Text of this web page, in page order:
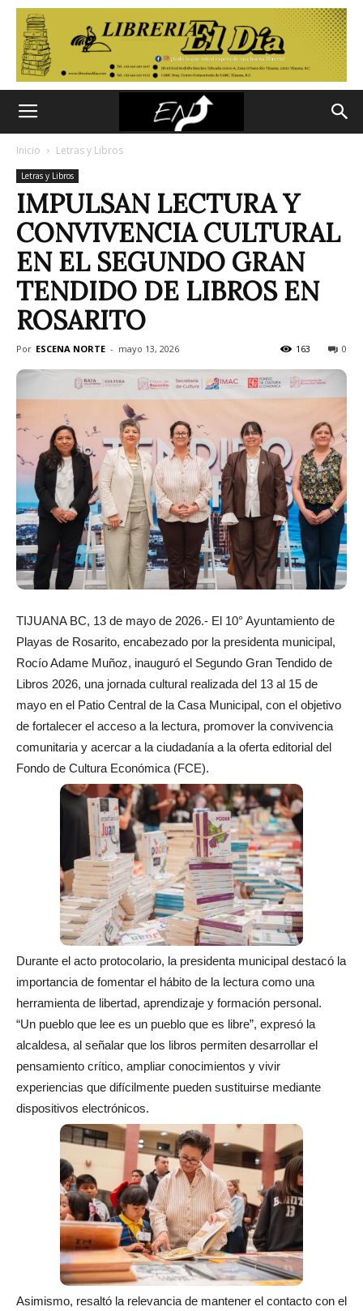
Inicio Letras y Libros
Letras y Libros
IMPULSAN LECTURA Y
CONVIVENCIA CULTURAL
EN EL SEGUNDO GRAN
TENDIDO DE LIBROS EN
ROSARITO
Por ESCENA NORTE - mayo 13, 2026 0
163
TIJUANA BC, 13 de mayo de 2026.- El 10° Ayuntamiento de
Playas de Rosarito, encabezado por la presidenta municipal,
Rocío Adame Muñoz, inauguró el Segundo Gran Tendido de
Libros 2026, una jornada cultural realizada del 13 al 15 de
mayo en el Patio Central de la Casa Municipal, con el objetivo
de fortalecer el acceso a la lectura, promover la convivencia
comunitaria y acercar a la ciudadanía a la oferta editorial del
Fondo de Cultura Económica (FCE).
Durante el acto protocolario, la presidenta municipal destacó la
importancia de fomentar el hábito de la lectura como una
herramienta de libertad, aprendizaje y formación personal.
“Un pueblo que lee es un pueblo que es libre”, expresó la
alcaldesa, al señalar que los libros permiten desarrollar el
pensamiento crítico, ampliar conocimientos y vivir
experiencias que difícilmente pueden sustituirse mediante
dispositivos electrónicos.
Asimismo, resaltó la relevancia de mantener el contacto con el